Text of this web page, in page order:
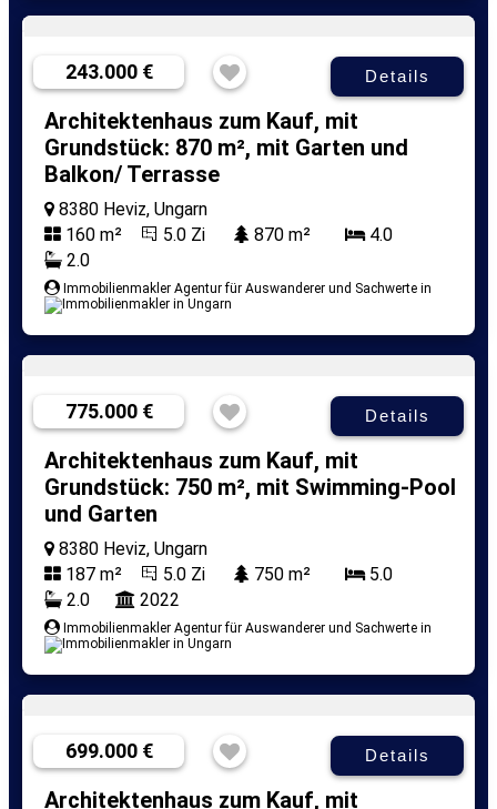
243.000 € Details
Architektenhaus zum Kauf, mit
Grundstück: 870 m², mit Garten und
Balkon/ Terrasse
8380 Heviz, Ungarn
160 m²
5.0 Zi 870 m²
4.0
2.0
Immobilienmakler Agentur für Auswanderer und Sachwerte in
775.000 € Details
Architektenhaus zum Kauf, mit
Grundstück: 750 m², mit Swimming-Pool
und Garten
8380 Heviz, Ungarn
187 m²
5.0 Zi 750 m²
5.0
2.0
2022
Immobilienmakler Agentur für Auswanderer und Sachwerte in
699.000 € Details
Architektenhaus zum Kauf, mit